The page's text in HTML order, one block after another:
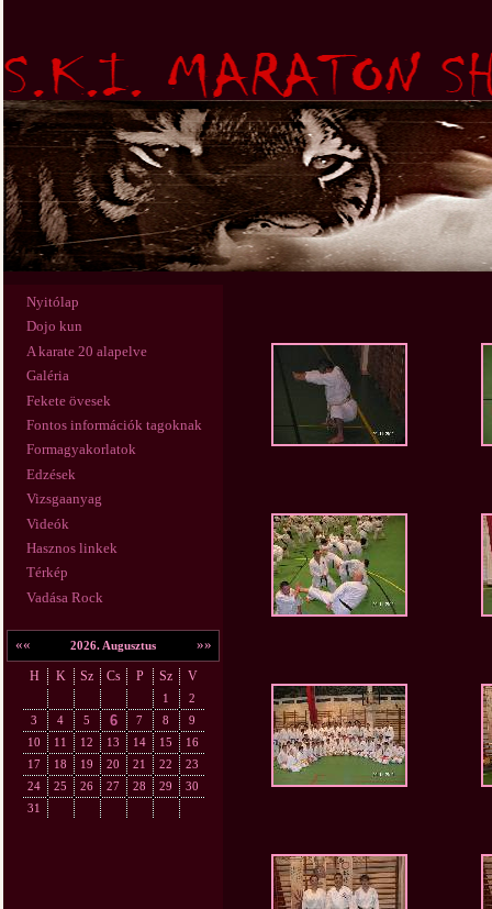
Nyitólap
Dojo kun
A karate 20 alapelve
Galéria
Fekete övesek
Fontos információk tagoknak
Formagyakorlatok
Edzések
Vizsgaanyag
Videók
Hasznos linkek
Térkép
Vadása Rock
«« 2026. Augusztus »»
H K Sz Cs P Sz V
1
2
3
4 5 6 7 8
9
10
11 12 13 14 15
16
17
18 19 20 21 22
23
24
25 26 27 28 29
30
31